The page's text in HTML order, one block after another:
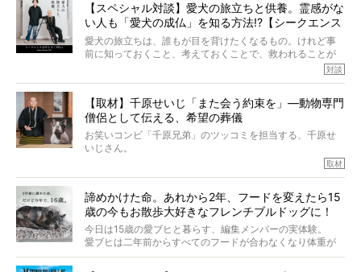
とりを目の当たりにするほどに、そのフレンチブルドッグ
愛がわたしたちのそれとまったく同じであることに、なん
だかうれしくなってしまったのでした。
春奈さんとアムちゃんのすてきな暮らしを、BUHI編集長の
小西がいつくしみながら、切り取らせていただきます。
【スペシャル対談】愛犬の旅立ちと供養。霊感がな
い人も「愛犬の成仏」を知る方法!?【シークエンス
はやとも×PELI】
愛犬の旅立ちは、誰もが目を背けたくなるもの。けれど事
前に知っておくこと、考えておくことで、救われることが
力をもつお笑い芸人「シークエンスはやとも」さんに、愛
犬の旅立ちや供養についてインタビュー。
インタビュアー兼対談相手は、大の犬好きで心霊分野の知
識にも長けているPELIさん。
「愛犬が旅立ったあと、ベッドやおもちゃはどうすればい
くれる？」
さらには、霊感がない人でも愛犬が成仏したことを知る方
法まで。
お笑い芸人だからこそ暗くなりすぎない、むしろ心がスッ
と軽くなる。
対談
【取材】千原せいじ「また会う約束を」―動物専門
僧侶として伝える、希望の葬儀
お笑いコンビ「千原兄弟」のツッコミを担当する、千原せ
いじさん。
た。
僧侶としての名は「靖賢（せいけん）」。
当時54歳という年齢にして、なぜ動物専門僧侶という道を
選んだのか。
また、愛犬の旅立ちとどのように向き合うべきなのか。
取材
諦めかけた命。あれから2年、フードを変えたら15
歳の今もお散歩大好きなフレンチブルドッグに！
今日は15歳の愛ブヒと暮らす、編集メンバーの実体験。
愛ブヒは二年前からすべてのフードが合わなくなり体重が
激減。検査をしても異常はなく「年齢のせいですね…」と言